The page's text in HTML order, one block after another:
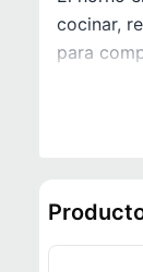
cocinar,
para